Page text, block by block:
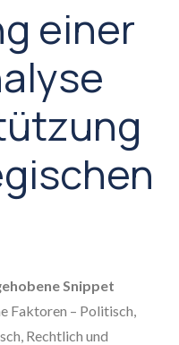
einer
Snippet
Faktoren – Politisch,
Rechtlich und